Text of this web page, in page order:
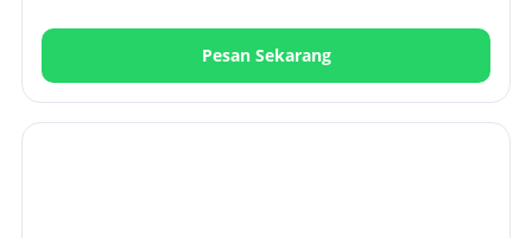
Pesan Sekarang